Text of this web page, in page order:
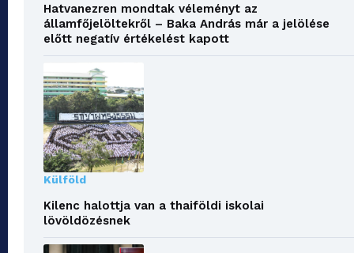
Hatvanezren mondtak véleményt az
államfőjelöltekről – Baka András már a jelölése
előtt negatív értékelést kapott
Külföld
Kilenc halottja van a thaiföldi iskolai
lövöldözésnek